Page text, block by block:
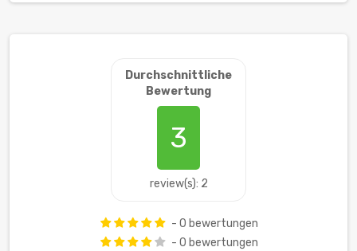
Durchschnittliche
Bewertung
3
review(s): 2
- 0 bewertungen
- 0 bewertungen